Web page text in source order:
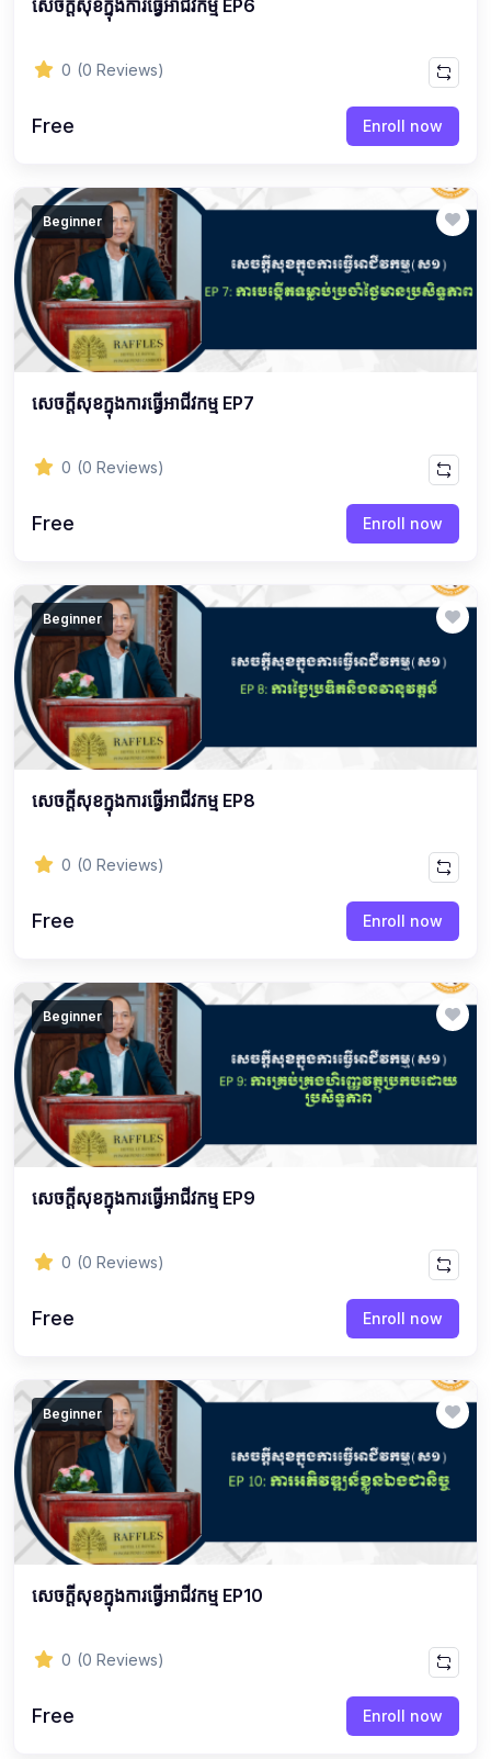
សេចក្ដីសុខក្នុងការធ្វើអាជីវកម្ម EP6
0 (0 Reviews)
Free Enroll now
Beginner
សេចក្ដីសុខក្នុងការធ្វើអាជីវកម្ម EP7
0 (0 Reviews)
Free Enroll now
Beginner
សេចក្ដីសុខក្នុងការធ្វើអាជីវកម្ម EP8
0 (0 Reviews)
Free Enroll now
Beginner
សេចក្ដីសុខក្នុងការធ្វើអាជីវកម្ម EP9
0 (0 Reviews)
Free Enroll now
Beginner
សេចក្ដីសុខក្នុងការធ្វើអាជីវកម្ម EP10
0 (0 Reviews)
Free Enroll now